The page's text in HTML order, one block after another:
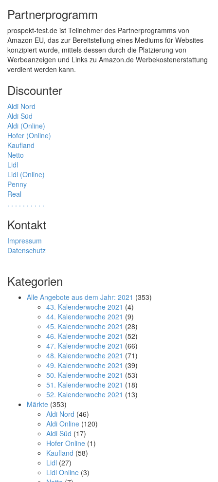
Partnerprogramm
prospekt-test.de ist Teilnehmer des Partnerprogramms von
Amazon EU, das zur Bereitstellung eines Mediums für Websites
konzipiert wurde, mittels dessen durch die Platzierung von
Werbeanzeigen und Links zu Amazon.de Werbekostenerstattung
verdient werden kann.
Discounter
Aldi Nord
Aldi Süd
Aldi (Online)
Hofer (Online)
Kaufland
Netto
Lidl
Lidl (Online)
Penny
Real
. . . . . . . . . .
Kontakt
Impressum
Datenschutz
Kategorien
Alle Angebote aus dem Jahr: 2021 (353)
43. Kalenderwoche 2021 (4)
44. Kalenderwoche 2021 (9)
45. Kalenderwoche 2021 (28)
46. Kalenderwoche 2021 (52)
47. Kalenderwoche 2021 (66)
48. Kalenderwoche 2021 (71)
49. Kalenderwoche 2021 (39)
50. Kalenderwoche 2021 (53)
51. Kalenderwoche 2021 (18)
52. Kalenderwoche 2021 (13)
Märkte (353)
Aldi Nord (46)
Aldi Online (120)
Aldi Süd (17)
Hofer Online (1)
Kaufland (58)
Lidl (27)
Lidl Online (3)